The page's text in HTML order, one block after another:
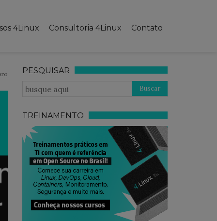
4Linux Consultoria 4Linux Contato
PESQUISAR
TREINAMENTO